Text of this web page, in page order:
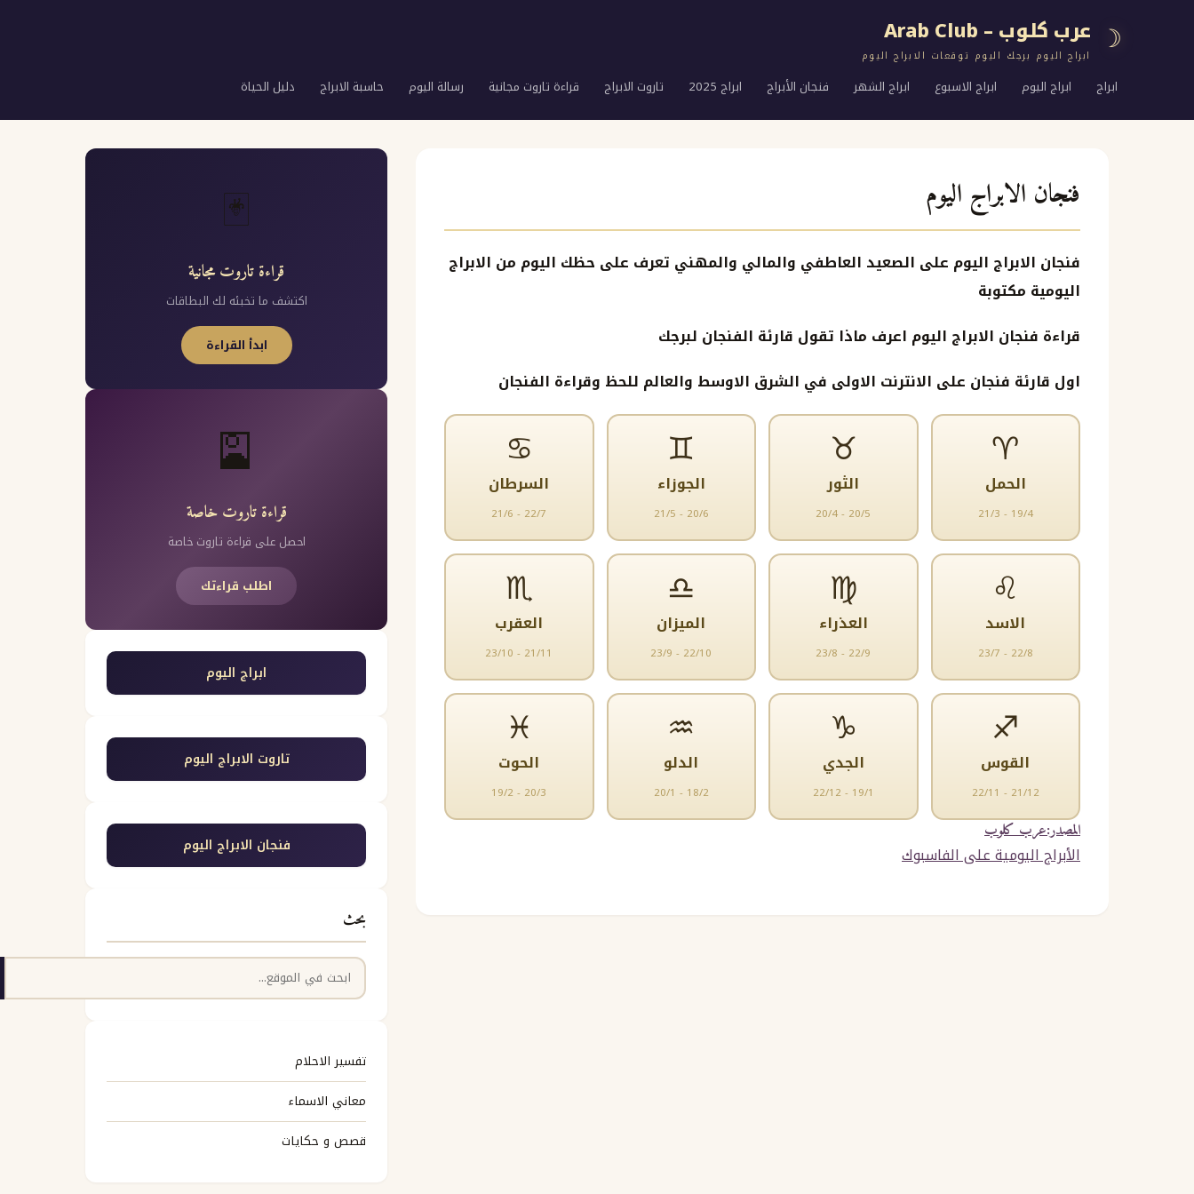
☽ عرب كلوب – Arab Club
ابراج اليوم برجك اليوم توقعات الابراج اليوم
ابراج ابراج اليوم ابراج الاسبوع ابراج الشهر فنجان الأبراج ابراج 2025 تاروت الابراج قراءة تاروت مجانية رسالة اليوم حاسبة الابراج دليل الحياة
فنجان الابراج اليوم
فنجان الابراج اليوم على الصعيد العاطفي والمالي والمهني تعرف على حظك اليوم من الابراج
اليومية مكتوبة
قراءة فنجان الابراج اليوم اعرف ماذا تقول قارئة الفنجان لبرجك
اول قارئة فنجان على الانترنت الاولى في الشرق الاوسط والعالم للحظ وقراءة الفنجان
♈
الحمل
21/3 - 19/4
♉
الثور
20/4 - 20/5
♊
الجوزاء
21/5 - 20/6
♋
السرطان
21/6 - 22/7
♌
الاسد
23/7 - 22/8
♍
العذراء
23/8 - 22/9
♎
الميزان
23/9 - 22/10
♏
العقرب
23/10 - 21/11
♐
القوس
22/11 - 21/12
♑
الجدي
22/12 - 19/1
♒
الدلو
20/1 - 18/2
♓
الحوت
19/2 - 20/3
المصدر:عرب كلوب
الأبراج اليومية على الفاسبوك
🃏
قراءة تاروت مجانية
اكتشف ما تخبئه لك البطاقات
ابدأ القراءة
🎴
قراءة تاروت خاصة
احصل على قراءة تاروت خاصة
اطلب قراءتك
ابراج اليوم
تاروت الابراج اليوم
فنجان الابراج اليوم
بحث
البحث
تفسير الاحلام
معاني الاسماء
قصص و حكايات